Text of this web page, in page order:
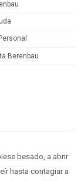
Berenbau
besado, a abrir
hasta contagiar a